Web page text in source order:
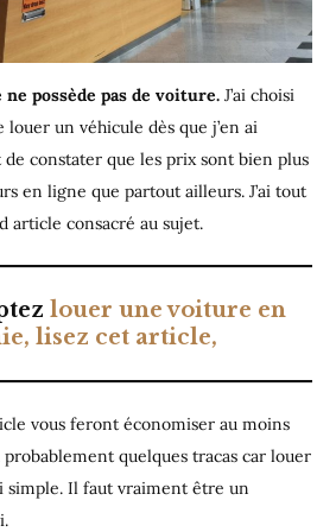
possède pas de voiture. J’ai choisi
un véhicule dès que j’en ai
constater que les prix sont bien plus
en ligne que partout ailleurs. J’ai tout
article consacré au sujet.
louer une voiture en
lisez cet article,
vous feront économiser au moins
quelques tracas car louer
simple. Il faut vraiment être un